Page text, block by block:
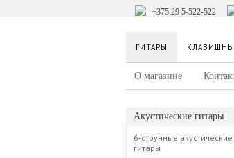
+375 29 5-522-522
ГИТАРЫ
О магазине
Акустические гитары
6-струнные акустические
гитары